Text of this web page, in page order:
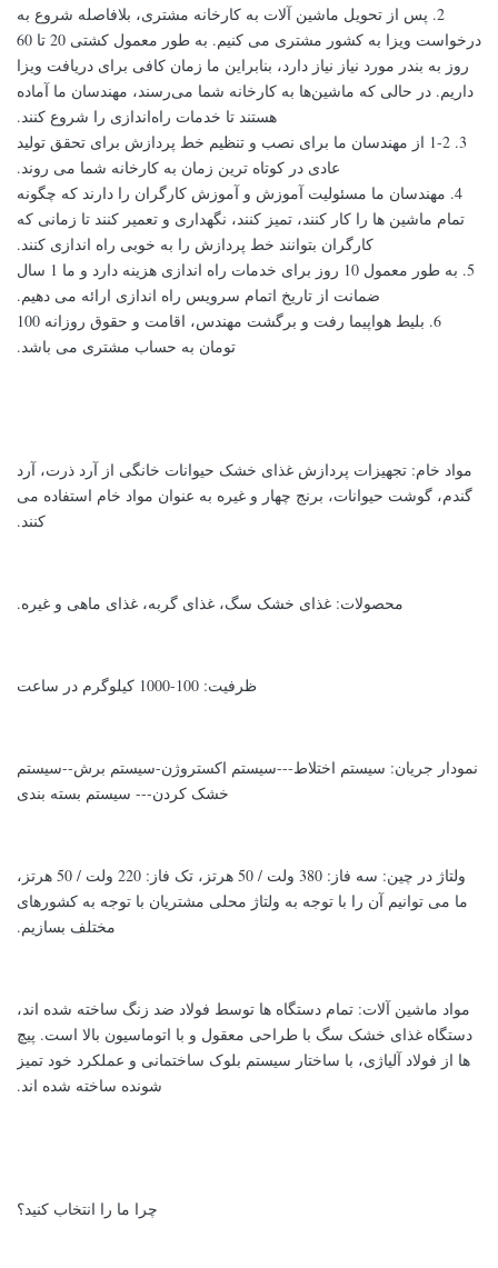
2. پس از تحویل ماشین آلات به کارخانه مشتری، بلافاصله شروع به
درخواست ویزا به کشور مشتری می کنیم. به طور معمول کشتی 20 تا 60
روز به بندر مورد نیاز نیاز دارد، بنابراین ما زمان کافی برای دریافت ویزا
داریم. در حالی که ماشین‌ها به کارخانه شما می‌رسند، مهندسان ما آماده
هستند تا خدمات راه‌اندازی را شروع کنند.
3. 1-2 از مهندسان ما برای نصب و تنظیم خط پردازش برای تحقق تولید
عادی در کوتاه ترین زمان به کارخانه شما می روند.
4. مهندسان ما مسئولیت آموزش و آموزش کارگران را دارند که چگونه
تمام ماشین ها را کار کنند، تمیز کنند، نگهداری و تعمیر کنند تا زمانی که
کارگران بتوانند خط پردازش را به خوبی راه اندازی کنند.
5. به طور معمول 10 روز برای خدمات راه اندازی هزینه دارد و ما 1 سال
ضمانت از تاریخ اتمام سرویس راه اندازی ارائه می دهیم.
6. بلیط هواپیما رفت و برگشت مهندس، اقامت و حقوق روزانه 100
تومان به حساب مشتری می باشد.
مواد خام: تجهیزات پردازش غذای خشک حیوانات خانگی از آرد ذرت، آرد
گندم، گوشت حیوانات، برنج چهار و غیره به عنوان مواد خام استفاده می
کنند.
محصولات: غذای خشک سگ، غذای گربه، غذای ماهی و غیره.
ظرفیت: 100-1000 کیلوگرم در ساعت
نمودار جریان: سیستم اختلاط---سیستم اکستروژن-سیستم برش--سیستم
خشک کردن--- سیستم بسته بندی
ولتاژ در چین: سه فاز: 380 ولت / 50 هرتز، تک فاز: 220 ولت / 50 هرتز،
ما می توانیم آن را با توجه به ولتاژ محلی مشتریان با توجه به کشورهای
مختلف بسازیم.
مواد ماشین آلات: تمام دستگاه ها توسط فولاد ضد زنگ ساخته شده اند،
دستگاه غذای خشک سگ با طراحی معقول و با اتوماسیون بالا است. پیچ
ها از فولاد آلیاژی، با ساختار سیستم بلوک ساختمانی و عملکرد خود تمیز
شونده ساخته شده اند.
چرا ما را انتخاب کنید؟